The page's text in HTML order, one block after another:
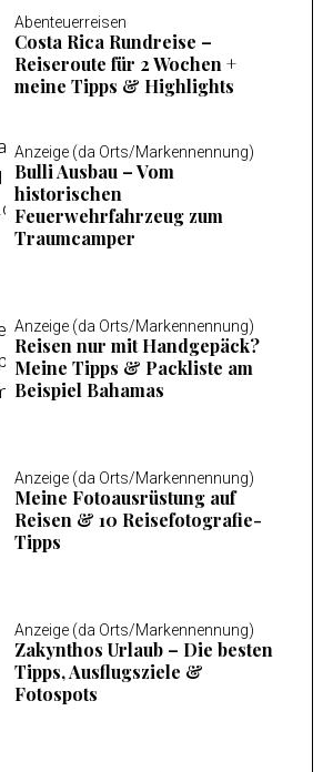
Abenteuerreisen
Costa Rica Rundreise –
Reiseroute für 2 Wochen +
meine Tipps & Highlights
Anzeige (da Orts/Markennennung)
Bulli Ausbau – Vom
historischen
Feuerwehrfahrzeug zum
Traumcamper
Anzeige (da Orts/Markennennung)
Reisen nur mit Handgepäck?
Meine Tipps & Packliste am
Beispiel Bahamas
Anzeige (da Orts/Markennennung)
Meine Fotoausrüstung auf
Reisen & 10 Reisefotografie-
Tipps
Anzeige (da Orts/Markennennung)
Zakynthos Urlaub – Die besten
Tipps, Ausflugsziele &
Fotospots